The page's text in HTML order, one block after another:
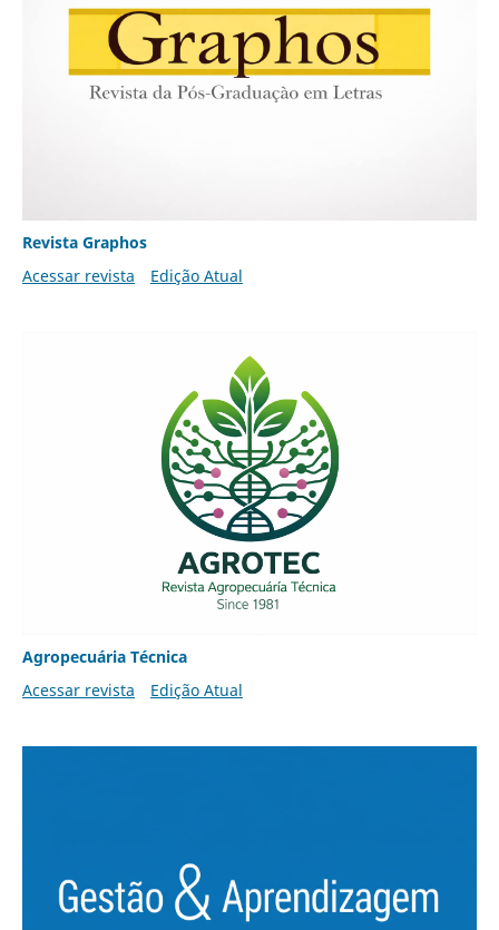
Revista Graphos
Acessar revista
Edição Atual
Agropecuária Técnica
Acessar revista
Edição Atual